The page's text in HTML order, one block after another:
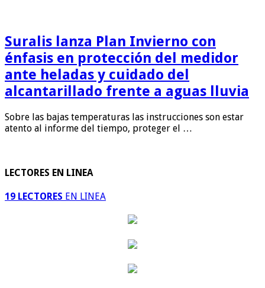
Suralis lanza Plan Invierno con
énfasis en protección del medidor
ante heladas y cuidado del
alcantarillado frente a aguas lluvia
Sobre las bajas temperaturas las instrucciones son estar
atento al informe del tiempo, proteger el …
LECTORES EN LINEA
19 LECTORES EN LINEA